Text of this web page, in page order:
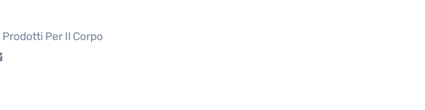
Prodotti Per Il Corpo